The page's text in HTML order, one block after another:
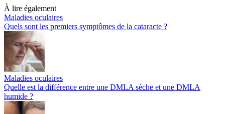
À lire également
Maladies oculaires
Quels sont les premiers symptômes de la cataracte ?
Maladies oculaires
Quelle est la différence entre une DMLA sèche et une DMLA
humide ?